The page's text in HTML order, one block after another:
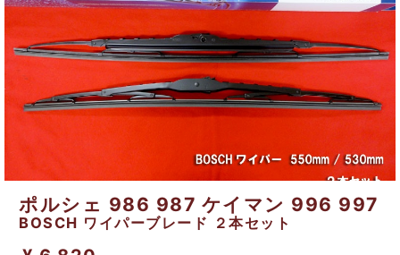
ポルシェ 986 987 ケイマン 996 997
BOSCH ワイパーブレード ２本セット